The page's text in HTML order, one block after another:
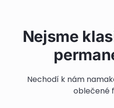
Nejsme
Nechodí k nám
oblečené